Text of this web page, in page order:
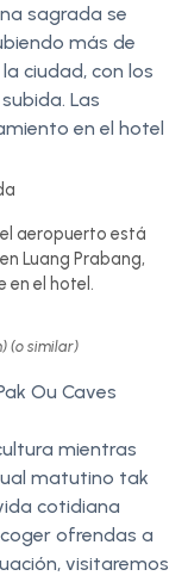
sagrada se
más de
ciudad, con los
Las
en el hotel
aeropuerto está
Luang Prabang,
en el hotel.
(o similar)
Ou Caves
mientras
matutino tak
cotidiana
ofrendas a
visitaremos